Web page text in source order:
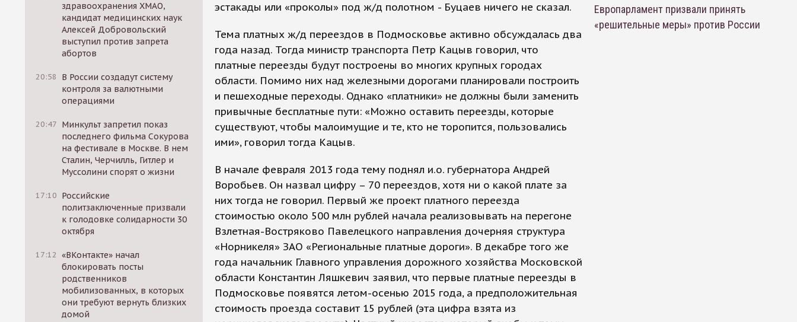
здравоохранения ХМАО,
кандидат медицинских наук
Алексей Добровольский
выступил против запрета
абортов
20:58
В России создадут систему
контроля за валютными
операциями
20:47 Минкульт запретил показ
последнего фильма Сокурова
на фестивале в Москве. В нем
Сталин, Черчилль, Гитлер и
Муссолини спорят о жизни
17:10 Российские
политзаключенные призвали
к голодовке солидарности 30
октября
17:12 «ВКонтакте» начал
блокировать посты
родственников
мобилизованных, в которых
они требуют вернуть близких
домой
эстакады или «проколы» под ж/д полотном - Буцаев ничего не сказал.
Тема платных ж/д переездов в Подмосковье активно обсуждалась два
года назад. Тогда министр транспорта Петр Кацыв говорил, что
платные переезды будут построены во многих крупных городах
области. Помимо них над железными дорогами планировали построить
и пешеходные переходы. Однако «платники» не должны были заменить
привычные бесплатные пути: «Можно оставить переезды, которые
существуют, чтобы малоимущие и те, кто не торопится, пользовались
ими», говорил тогда Кацыв.
В начале февраля 2013 года тему поднял и.о. губернатора Андрей
Воробьев. Он назвал цифру – 70 переездов, хотя ни о какой плате за
них тогда не говорил. Первый же проект платного переезда
стоимостью около 500 млн рублей начала реализовывать на перегоне
Взлетная-Востряково Павелецкого направления дочерняя структура
«Норникеля» ЗАО «Региональные платные дороги». В декабре того же
года начальник Главного управления дорожного хозяйства Московской
области Константин Ляшкевич заявил, что первые платные переезды в
Подмосковье появятся летом-осенью 2015 года, а предположительная
стоимость проезда составит 15 рублей (эта цифра взята из
Европарламент призвали принять
«решительные меры» против России